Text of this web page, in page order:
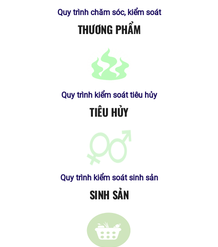
Quy trình chăm sóc, kiểm soát
THƯƠNG PHẨM
Quy trình kiểm soát tiêu hủy
TIÊU HỦY
Quy trình kiểm soát sinh sản
SINH SẢN